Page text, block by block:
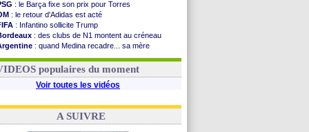
: le Barça fixe son prix pour Torres
: le retour d'Adidas est acté
: Infantino sollicite Trump
: des clubs de N1 montent au créneau
: quand Medina recadre... sa mère
: le club prêt à libérer Kondogbia ?
populaires du moment
Voir toutes les vidéos
A SUIVRE